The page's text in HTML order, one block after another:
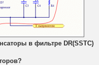
в фильтре DR(SSTC)